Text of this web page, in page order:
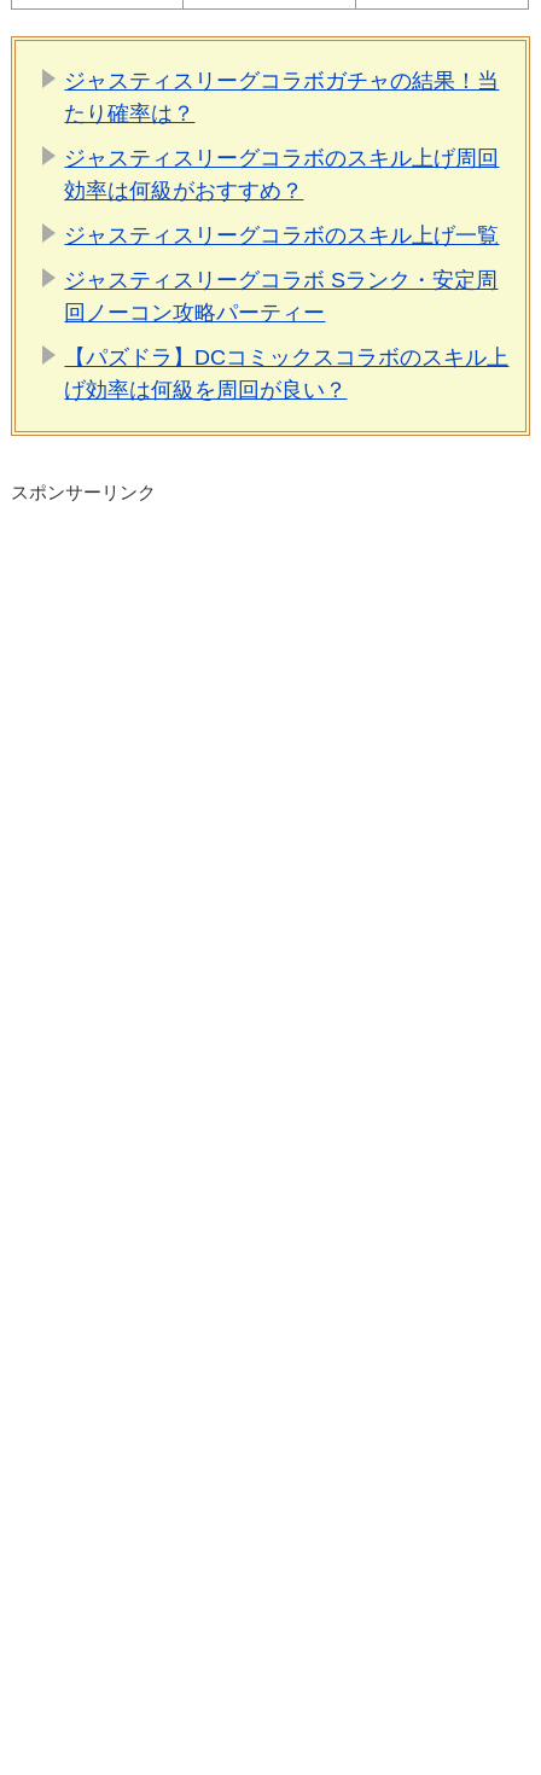
ジャスティスリーグコラボガチャの結果！当
たり確率は？
ジャスティスリーグコラボのスキル上げ周回
効率は何級がおすすめ？
ジャスティスリーグコラボのスキル上げ一覧
ジャスティスリーグコラボ Sランク・安定周
回ノーコン攻略パーティー
【パズドラ】DCコミックスコラボのスキル上
げ効率は何級を周回が良い？
スポンサーリンク